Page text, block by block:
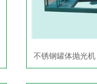
不锈钢罐体抛光